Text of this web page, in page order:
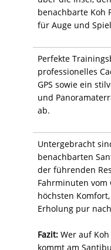
benachbarte Koh
für Auge und
Perfekte
professionelles
GPS sowie ein
und
ab.
Untergebracht
benachbarten
der führenden
Fahrminuten
höchsten
Erholung pur
Fazit: Wer auf
kommt am